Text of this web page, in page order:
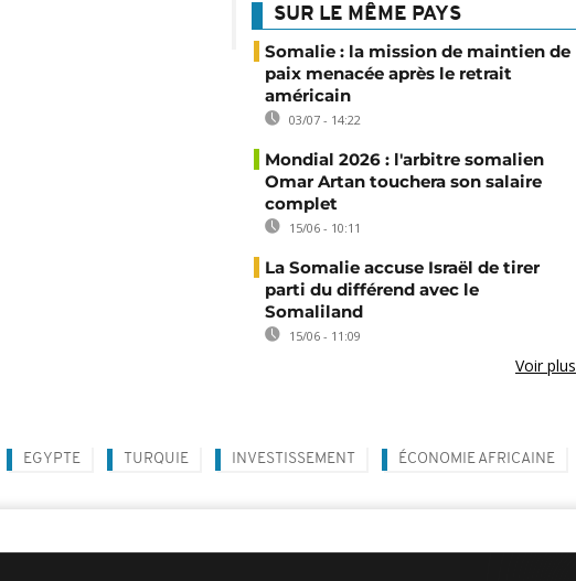
SUR LE MÊME PAYS
Somalie : la mission de maintien de
paix menacée après le retrait
américain
03/07 - 14:22
Mondial 2026 : l'arbitre somalien
Omar Artan touchera son salaire
complet
15/06 - 10:11
La Somalie accuse Israël de tirer
parti du différend avec le
Somaliland
15/06 - 11:09
Voir plus
EGYPTE TURQUIE INVESTISSEMENT ÉCONOMIE AFRICAINE